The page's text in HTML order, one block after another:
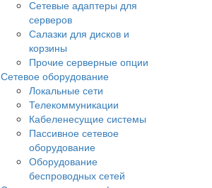
Сетевые адаптеры для
серверов
Салазки для дисков и
корзины
Прочие серверные опции
Сетевое оборудование
Локальные сети
Телекоммуникации
Кабеленесущие системы
Пассивное сетевое
оборудование
Оборудование
беспроводных сетей